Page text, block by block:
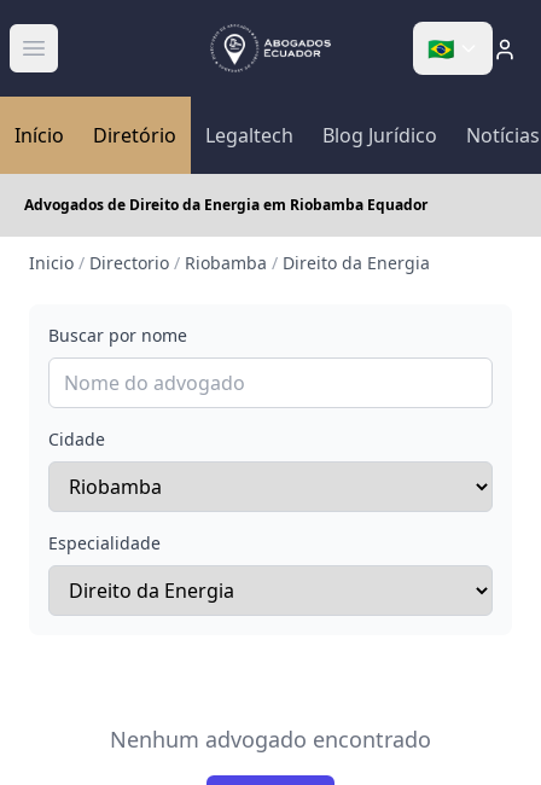
Abrir menú 🇧🇷
Início Diretório Legaltech Blog Jurídico Notícias
Advogados de Direito da Energia em Riobamba Equador
Inicio / Directorio / Riobamba / Direito da Energia
Buscar por nome
Cidade
Especialidade
Nenhum advogado encontrado